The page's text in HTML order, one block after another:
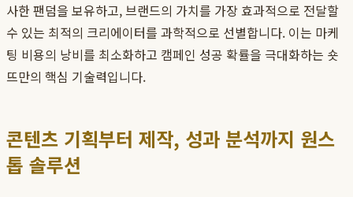
사한 팬덤을 보유하고, 브랜드의 가치를 가장 효과적으로 전달할
수 있는 최적의 크리에이터를 과학적으로 선별합니다. 이는 마케
팅 비용의 낭비를 최소화하고 캠페인 성공 확률을 극대화하는 숏
뜨만의 핵심 기술력입니다.
콘텐츠 기획부터 제작, 성과 분석까지 원스
톱 솔루션